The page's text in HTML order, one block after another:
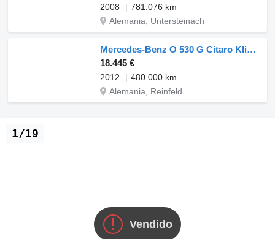
2008
781.076 km
Alemania, Untersteinach
Mercedes-Benz O 530 G Citaro Klima / CNG / A23/ 3x
18.445 €
2012
480.000 km
Alemania, Reinfeld
Vendido
1/19